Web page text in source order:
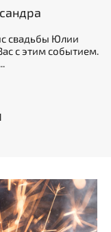
свадьбы Юлии
с этим событием.